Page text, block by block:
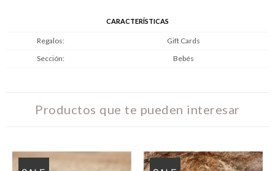
CARACTERÍSTICAS
Regalos
Gift Cards
Sección
Bebés
Productos que te pueden interesar